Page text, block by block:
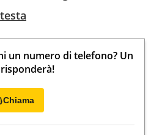
un numero di telefono? Un
Chiama